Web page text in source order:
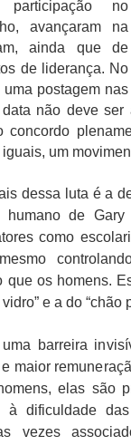
participação no
avançaram na
ainda que de
de liderança. No
postagem nas
não deve
concordo
um
dessa luta é a
de
como
que os homens.
e a do “chão
barreira
maior
elas são
à dificuldade
vezes